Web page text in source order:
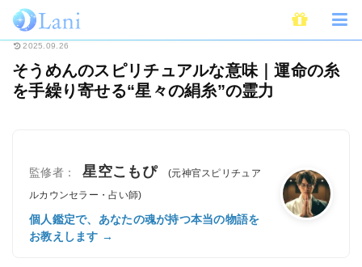
ホーム スピリチュアル そうめんのスピリチュアルな意味｜運命の糸を手
2025.09.26
そうめんのスピリチュアルな意味｜運命の糸
を手繰り寄せる“星々の絹糸”の霊力
監修者： 星空こもぴ
(元神官スピリチュア
ルカウンセラー・占い師)
個人鑑定で、あなたの魂が持つ本当の物語を
お教えします →